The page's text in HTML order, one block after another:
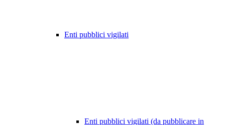
Enti pubblici vigilati
Enti pubblici vigilati (da pubblicare in